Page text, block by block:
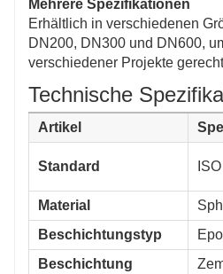
Mehrere Spezifikationen
Erhältlich in verschiedenen
DN200, DN300 und DN600,
verschiedener Projekte
Technische
Artikel
Standard
Material
Beschichtungstyp
Beschichtung